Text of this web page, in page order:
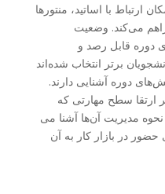
ارتباط با اساتید، منتورها
می‌کند. وضعیت
دوره قابل رصد و
برتر انتخاب شده‌اند
دوره آشنایی دارند.
ارتقا سطح مهارتی که
مدیریت آن‌ها آشنا مى
در بازار كار به آن